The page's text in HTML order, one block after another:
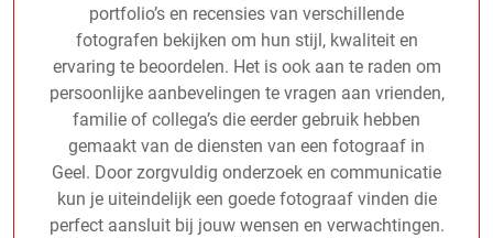
portfolio’s en recensies van verschillende
fotografen bekijken om hun stijl, kwaliteit en
ervaring te beoordelen. Het is ook aan te raden om
persoonlijke aanbevelingen te vragen aan vrienden,
familie of collega’s die eerder gebruik hebben
gemaakt van de diensten van een fotograaf in
Geel. Door zorgvuldig onderzoek en communicatie
kun je uiteindelijk een goede fotograaf vinden die
perfect aansluit bij jouw wensen en verwachtingen.